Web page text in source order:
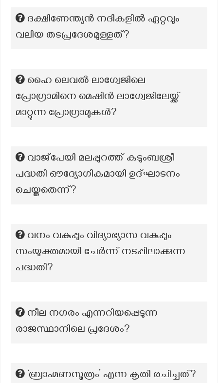
ദക്ഷിണേന്ത്യൻ നദികളിൽ ഏറ്റവും
വലിയ തടപ്രദേശമുള്ളത്?
ഹൈ ലെവൽ ലാഗ്വേജിലെ
പ്രോഗ്രാമിനെ മെഷിൻ ലാഗ്വേജിലേയ്ക്ക്
മാറ്റുന്ന പ്രോഗ്രാമുകൾ?
വാജ്‌പേയി മലപ്പുറത്ത് കുടുംബശ്രീ
പദ്ധതി ഔദ്യോഗികമായി ഉദ്‌ഘാടനം
ചെയ്തതെന്ന്?
വനം വകുപ്പും വിദ്യാഭ്യാസ വകുപ്പും
സംയുക്തമായി ചേര്‍ന്ന് നടപ്പിലാക്കുന്ന
പദ്ധതി?
നീല നഗരം എന്നറിയപ്പെടുന്ന
രാജസ്ഥാനിലെ പ്രദേശം?
‘ബ്രാഹ്മണസൂത്രം’ എന്ന കൃതി രചിച്ചത്?